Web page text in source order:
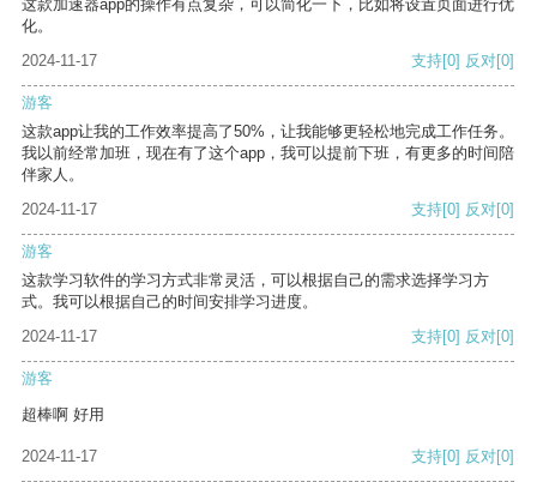
这款加速器app的操作有点复杂，可以简化一下，比如将设置页面进行优
化。
2024-11-17
支持[0] 反对[0]
游客
这款app让我的工作效率提高了50%，让我能够更轻松地完成工作任务。
我以前经常加班，现在有了这个app，我可以提前下班，有更多的时间陪
伴家人。
2024-11-17
支持[0] 反对[0]
游客
这款学习软件的学习方式非常灵活，可以根据自己的需求选择学习方
式。我可以根据自己的时间安排学习进度。
2024-11-17
支持[0] 反对[0]
游客
超棒啊 好用
2024-11-17 支持[0] 反对[0]